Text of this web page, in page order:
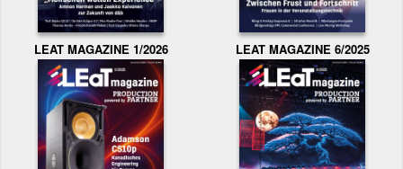
LEAT MAGAZINE 1/2026 LEAT MAGAZINE 6/2025